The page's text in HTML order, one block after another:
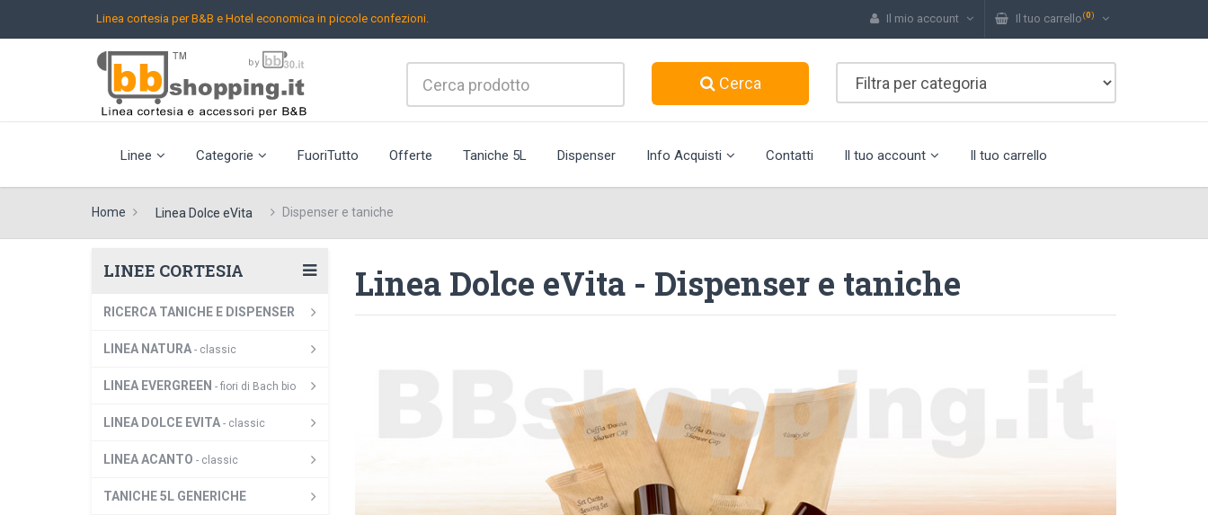
Linea cortesia per B&B e Hotel economica in piccole confezioni. Il mio account Il tuo carrello(0)
Cerca
Linee Categorie FuoriTutto Offerte Taniche 5L Dispenser Info Acquisti Contatti Il tuo account Il tuo carrello
Home Linea Dolce eVita Dispenser e taniche
LINEE CORTESIA
RICERCA TANICHE E DISPENSER
LINEA NATURA - classic
LINEA EVERGREEN - fiori di Bach bio
LINEA DOLCE EVITA - classic
LINEA ACANTO - classic
TANICHE 5L GENERICHE
Linea Dolce eVita - Dispenser e taniche